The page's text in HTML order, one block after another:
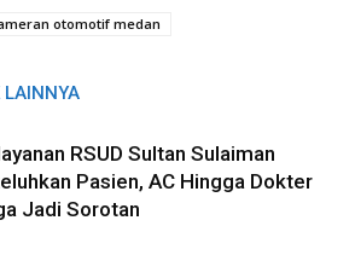
otomotif medan
LAINNYA
RSUD Sultan Sulaiman
Pasien, AC Hingga Dokter
Jadi Sorotan